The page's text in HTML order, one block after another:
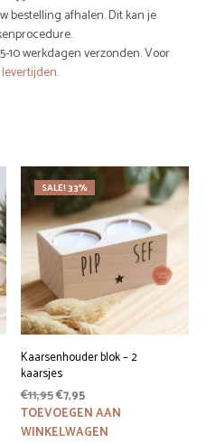
bestelling afhalen. Dit kan je
10 werkdagen verzonden. Voor
levertijden.
product
SALE! 33%
Kaarsenhouder blok – 2
kaarsjes
€11,95Oorspronkelijke
prijs
was:
€7,95Huidige
prijs
is:
TOEVOEGEN AAN
WINKELWAGEN